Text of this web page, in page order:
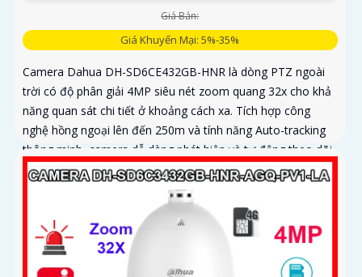
Giá Bán:
Giá Khuyến Mại: 5%-35%
Camera Dahua DH-SD6CE432GB-HNR là dòng PTZ ngoài
trời có độ phân giải 4MP siêu nét zoom quang 32x cho khả
năng quan sát chi tiết ở khoảng cách xa. Tích hợp công
nghệ hồng ngoại lên đến 250m và tính năng Auto-tracking
thông minh, camera dễ dàng phát hiện và tự động theo dõi
mục tiêu chuyển động